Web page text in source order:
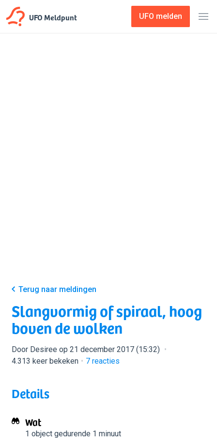
UFO Meldpunt UFO melden
Terug naar meldingen
Slangvormig of spiraal, hoog
boven de wolken
Door Desiree op 21 december 2017 (15:32)
4.313 keer bekeken
7 reacties
Details
Wat
1 object gedurende 1 minuut